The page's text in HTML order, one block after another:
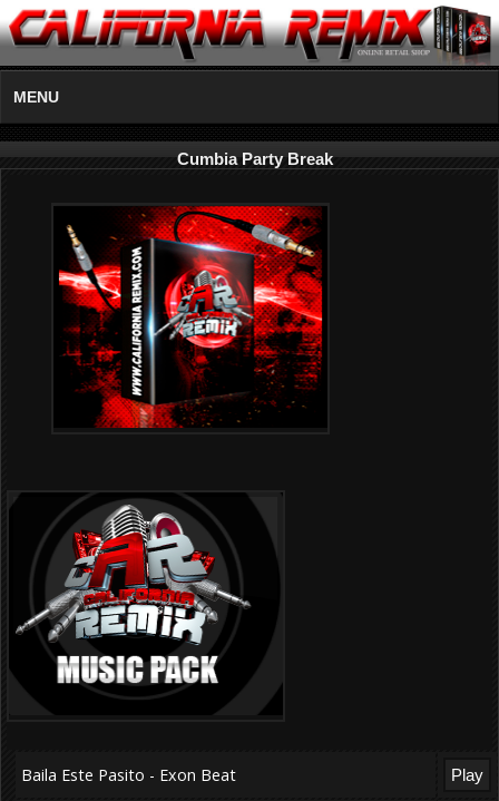
MENU
Cumbia Party Break
Baila Este Pasito - Exon Beat